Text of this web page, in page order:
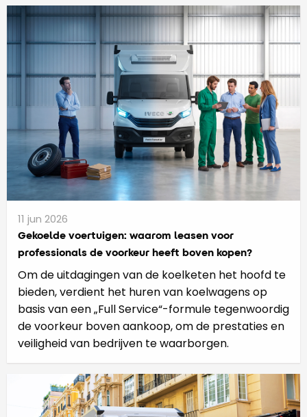
11 jun 2026
Gekoelde voertuigen: waarom leasen voor
professionals de voorkeur heeft boven kopen?
Om de uitdagingen van de koelketen het hoofd te
bieden, verdient het huren van koelwagens op
basis van een „Full Service“-formule tegenwoordig
de voorkeur boven aankoop, om de prestaties en
veiligheid van bedrijven te waarborgen.